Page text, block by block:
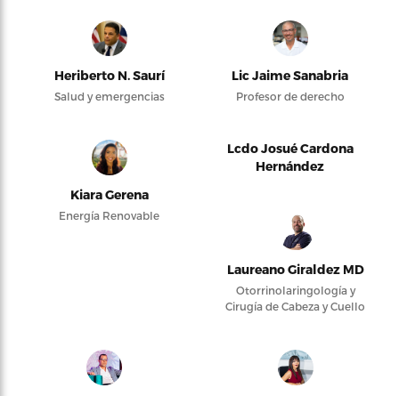
Heriberto N. Saurí
Salud y emergencias
Lic Jaime Sanabria
Profesor de derecho
Kiara Gerena
Energía Renovable
Lcdo Josué Cardona
Hernández
Laureano Giraldez MD
Otorrinolaringología y
Cirugía de Cabeza y Cuello